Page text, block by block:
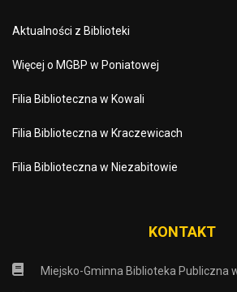
Aktualności z Biblioteki
Więcej o MGBP w Poniatowej
Filia Biblioteczna w Kowali
Filia Biblioteczna w Kraczewicach
Filia Biblioteczna w Niezabitowie
KONTAKT
Miejsko-Gminna Biblioteka Publiczna